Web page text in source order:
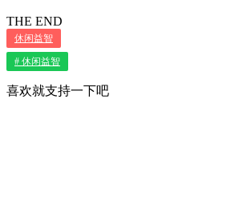
THE END
休闲益智
# 休闲益智
喜欢就支持一下吧